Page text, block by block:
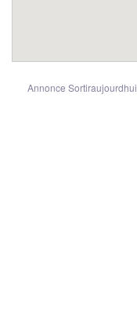
Annonce Sortiraujourdhui